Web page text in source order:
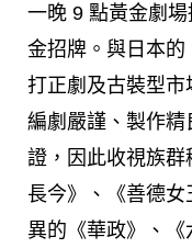
一晚 9 點黃金劇
金招牌。與日本
打正劇及古裝型市
編劇嚴謹、製作
證，因此收視族
長今》、《善德
異的《華政》、